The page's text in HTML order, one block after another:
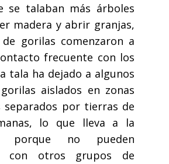
se talaban más árboles
madera y abrir granjas,
gorilas comenzaron a
frecuente con los
tala ha dejado a algunos
aislados en zonas
separados por tierras de
lo que lleva a la
porque no pueden
con otros grupos de